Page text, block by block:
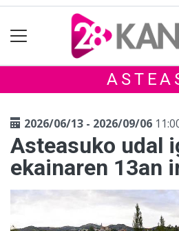
2026/06/13 - 2026/09/06
Asteasuko udal
ekainaren 13an